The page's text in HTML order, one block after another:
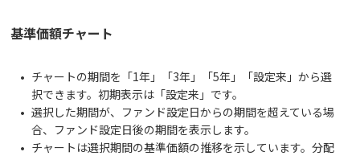
基準価額チャート
チャートの期間を「1年」「3年」「5年」「設定来」から選
択できます。初期表示は「設定来」です。
選択した期間が、ファンド設定日からの期間を超えている場
合、ファンド設定日後の期間を表示します。
チャートは選択期間の基準価額の推移を示しています。分配